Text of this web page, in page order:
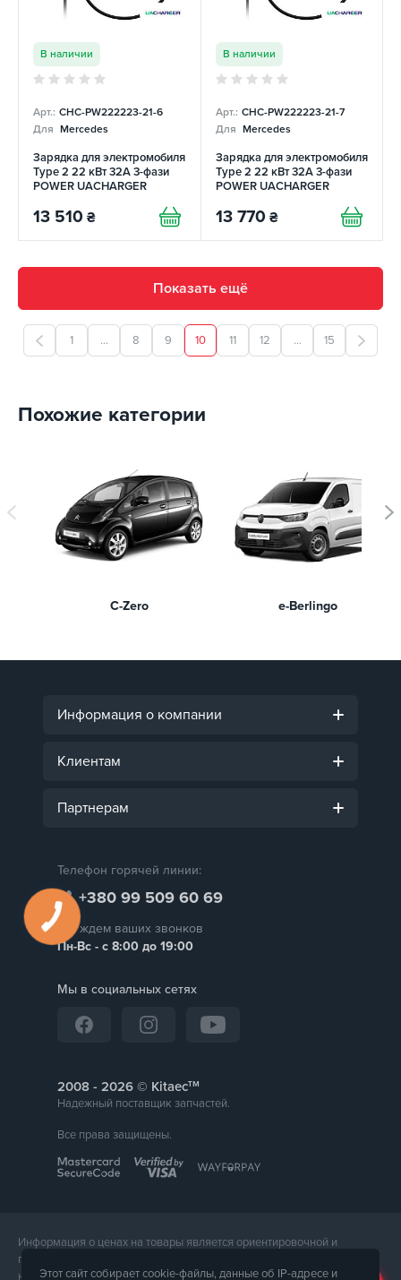
В наличии
Арт.: CHC-PW222223-21-6
Для Mercedes
Зарядка для электромобиля
Type 2 22 кВт 32А 3-фази
POWER UACHARGER
13 510 ₴
В наличии
Арт.: CHC-PW222223-21-7
Для Mercedes
Зарядка для электромобиля
Type 2 22 кВт 32А 3-фази
POWER UACHARGER
13 770 ₴
Показать ещё
1 ... 8 9 10 11 12 ... 15
Похожие категории
C-Zero e-Berlingo
Информация о компании
Клиентам
Партнерам
Телефон горячей линии:
+380 99 509 60 69
Мы ждем ваших звонков
Пн-Вс - с 8:00 до 19:00
Мы в социальных сетях
2008 - © Kitaecтм
Надежный поставщик запчастей.
Все права защищены.
Информация о ценах на товары является ориентировочной и
предоставляется для справки. Точная стоимость товара будет
названа менеджером магазина при подтверждении заказа. Внешний
Этот сайт собирает cookie-файлы, данные об IP-адресе и